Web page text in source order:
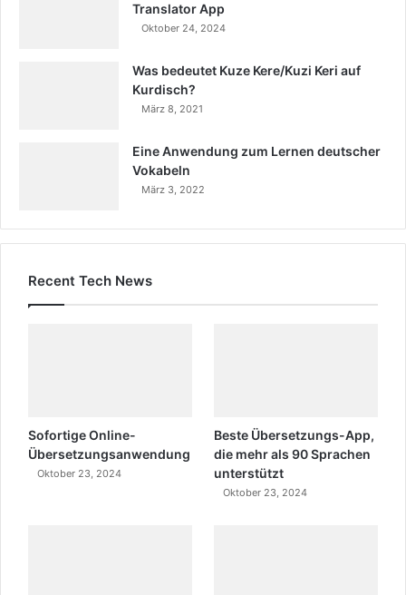
Translator App
Oktober 24, 2024
Was bedeutet Kuze Kere/Kuzi Keri auf
Kurdisch?
März 8, 2021
Eine Anwendung zum Lernen deutscher
Vokabeln
März 3, 2022
Recent Tech News
Sofortige Online-
Übersetzungsanwendung
Oktober 23, 2024
Beste Übersetzungs-App,
die mehr als 90 Sprachen
unterstützt
Oktober 23, 2024